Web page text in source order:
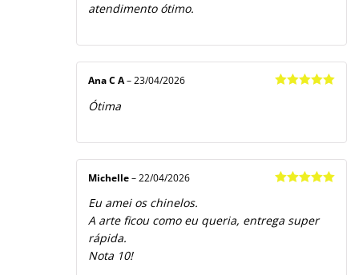
atendimento ótimo.
Ana C A– 23/04/2026
Ótima
Michelle – 22/04/2026
Eu amei os chinelos.
A arte ficou como eu queria, entrega super
rápida.
Nota 10!